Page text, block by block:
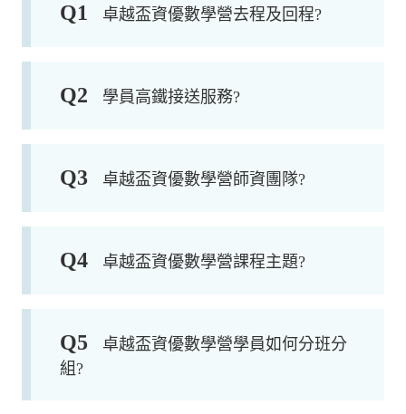
Q1 卓越盃資優數學營去程及回程?
Q2 學員高鐵接送服務?
Q3 卓越盃資優數學營師資團隊?
Q4 卓越盃資優數學營課程主題?
Q5
卓越盃資優數學營學員如何分班分
組?